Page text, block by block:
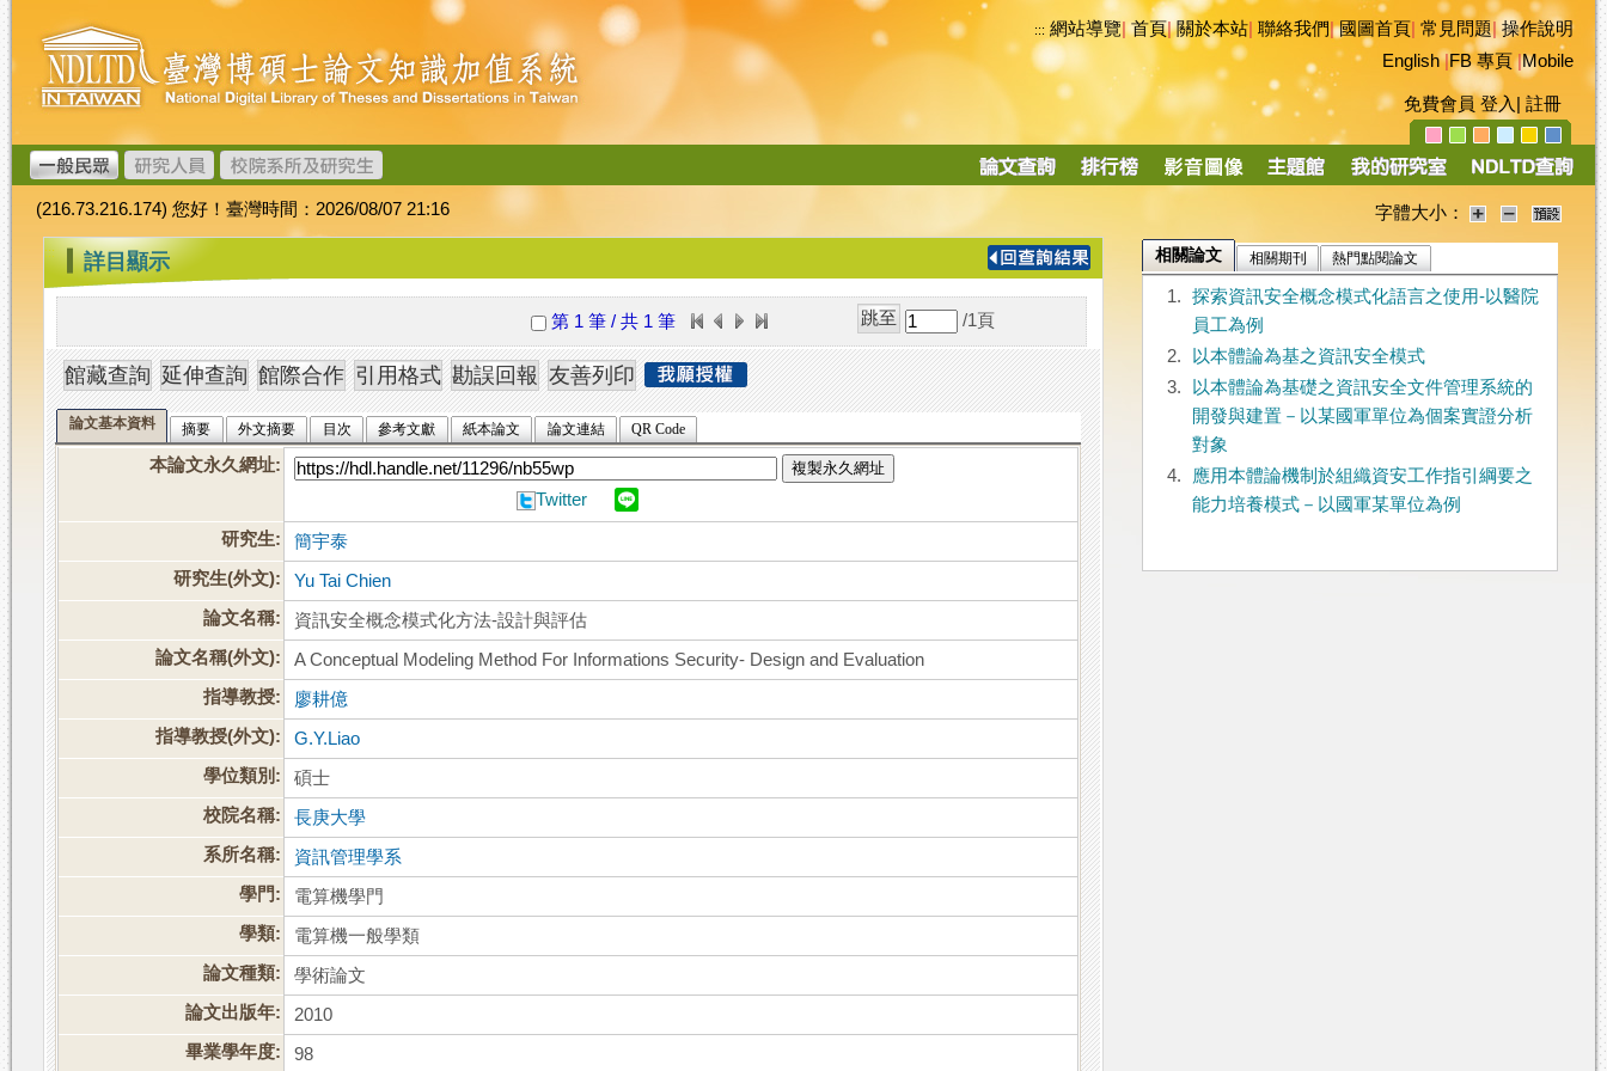
跳
到
主
要
內
容
臺
灣
博
碩
士
論
文
加
值
系
統
::: 網站導覽|首頁|關於本站 聯絡我們|國圖首頁 常見問題|操作說明
English|FB 專頁|Mobile
免費會員 登入 註冊
導
(216.73.216.174) 您好！臺灣時間：2026/08/07 21:16 字體大小：
::: 詳目顯示
第 1 筆 / 共 1 筆 /1 頁
論文基本資料 摘要 外文摘要 目次 參考文獻 紙本論文 論文連結 QR Code
本論文永久網址: 複製永久網址
Twitter
研究生:
簡宇泰
研究生(外文):
Yu Tai Chien
論文名稱:
資訊安全概念模式化方法-設計與評估
論文名稱(外文):
A Conceptual Modeling Method For Informations Security- Design and Evaluation
指導教授:
廖耕億
指導教授(外文):
G.Y.Liao
學位類別:
碩士
校院名稱:
長庚大學
系所名稱:
資訊管理學系
學門:
電算機學門
學類:
電算機一般學類
論文種類:
學術論文
論文出版年:
2010
畢業學年度:
98
相關論文 相關期刊 熱門點閱論文
1.
探索資訊安全概念模式化語言之使用-以醫院
員工為例
2.
以本體論為基之資訊安全模式
3.
以本體論為基礎之資訊安全文件管理系統的
開發與建置－以某國軍單位為個案實證分析
對象
4.
應用本體論機制於組織資安工作指引綱要之
能力培養模式－以國軍某單位為例